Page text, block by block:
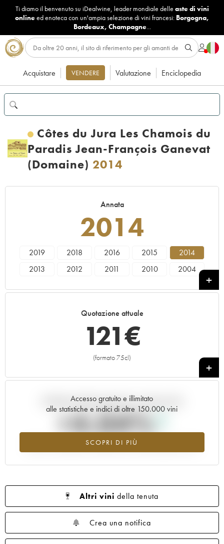
Ti diamo il benvenuto su iDealwine, leader mondiale delle aste di vini
onlineed enoteca con un'ampia selezione di vini francesi: Borgogna,
Bordeaux, Champagne...
Acquistare VENDERE Valutazione Enciclopedia
Côtes du Jura Les Chamois du
Paradis Jean-François Ganevat
(Domaine) 2014
Annata
2014
2019 2018 2016 2015
2014
2013
2012 2011 2010 2004
Quotazione attuale
121€
(formato 75cl)
+
Accesso gratuito e illimitato
alle statistiche e indici di oltre 150.000 vini
SCOPRI DI PIÙ
Andamento della quotazione in tempo reale
+4.04%
Valore in aumento per l'annata 2014 nel 2026 rispetto al 2025
Altri vini della tenuta
Crea una notifica